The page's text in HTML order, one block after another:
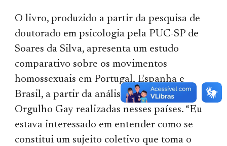
O livro, produzido a partir da pesquisa de
doutorado em psicologia pela PUC-SP de
Soares da Silva, apresenta um estudo
comparativo sobre os movimentos
homossexuais em Portugal, Espanha e
Brasil, a partir da análise das Paradas de
Orgulho Gay realizadas nesses países. “Eu
estava interessado em entender como se
constitui um sujeito coletivo que toma o